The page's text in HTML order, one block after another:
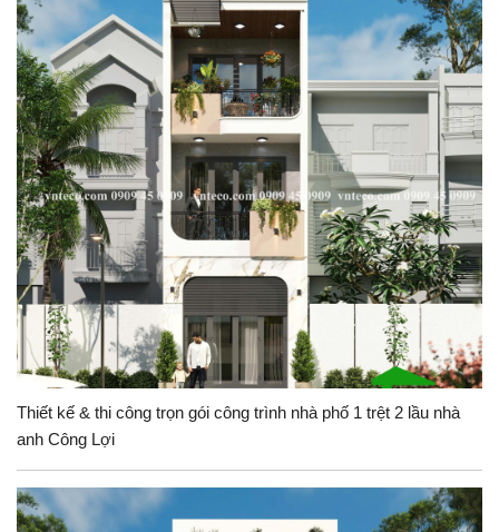
Thiết kế & thi công trọn gói công trình nhà phố 1 trệt 2 lầu nhà
anh Công Lợi